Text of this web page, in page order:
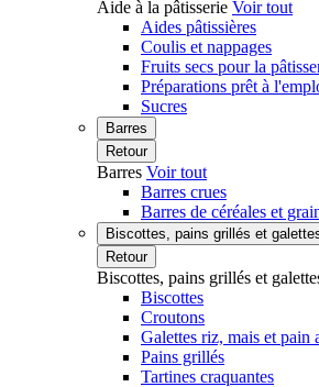
Aide à la pâtisserie Voir tout
Aides pâtissières
Coulis et nappages
Fruits secs pour la
Préparations prêt à
Sucres
Barres
Retour
Barres Voir tout
Barres crues
Barres de céréales et
Biscottes, pains grillés et
Retour
Biscottes, pains grillés et
Biscottes
Croutons
Galettes riz, mais et pain
Pains grillés
Tartines craquantes